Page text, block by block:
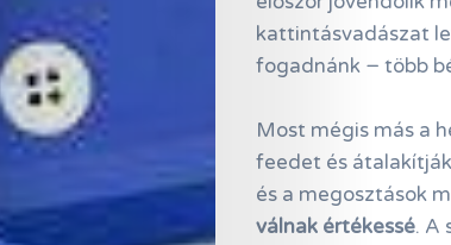
kattintásvadászat
fogadnánk − több
Most mégis más a
feedet és
és a megosztások
válnak értékessé. A